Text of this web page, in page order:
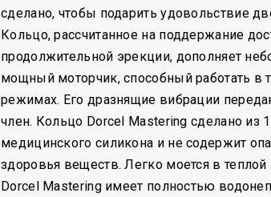
сделано, чтобы подарить удовольствие
Кольцо, рассчитанное на поддержание
продолжительной эрекции, дополняет
мощный моторчик, способный работать в
режимах. Его дразнящие вибрации
член. Кольцо Dorcel Mastering сделано из
медицинского силикона и не содержит
здоровья веществ. Легко моется в
Dorcel Mastering имеет полностью